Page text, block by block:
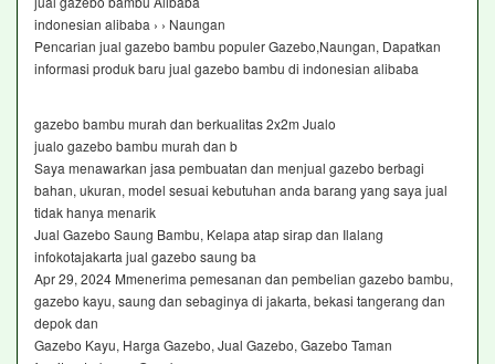
indonesian alibaba › › Naungan
Pencarian jual gazebo bambu populer Gazebo,Naungan, Dapatkan
informasi produk baru jual gazebo bambu di indonesian alibaba
gazebo bambu murah dan berkualitas 2x2m Jualo
jualo gazebo bambu murah dan b
Saya menawarkan jasa pembuatan dan menjual gazebo berbagi
bahan, ukuran, model sesuai kebutuhan anda barang yang saya jual
tidak hanya menarik
Jual Gazebo Saung Bambu, Kelapa atap sirap dan Ilalang
infokotajakarta jual gazebo saung ba
Apr 29, 2024 Mmenerima pemesanan dan pembelian gazebo bambu,
gazebo kayu, saung dan sebaginya di jakarta, bekasi tangerang dan
depok dan
Gazebo Kayu, Harga Gazebo, Jual Gazebo, Gazebo Taman